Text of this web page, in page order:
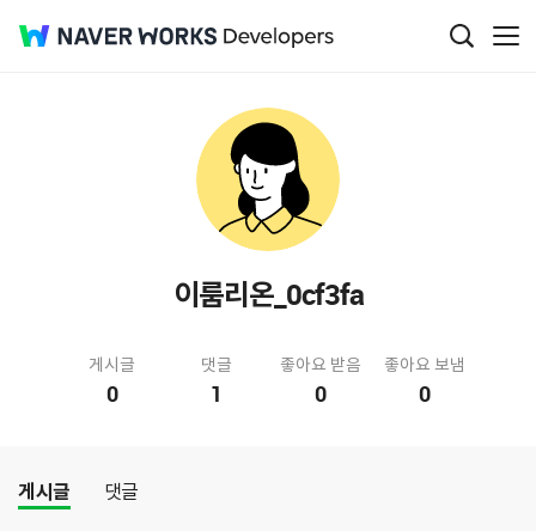
이룸리온_0cf3fa
게시글
0
댓글
1
좋아요 받음
0
좋아요 보냄
0
게시글 댓글